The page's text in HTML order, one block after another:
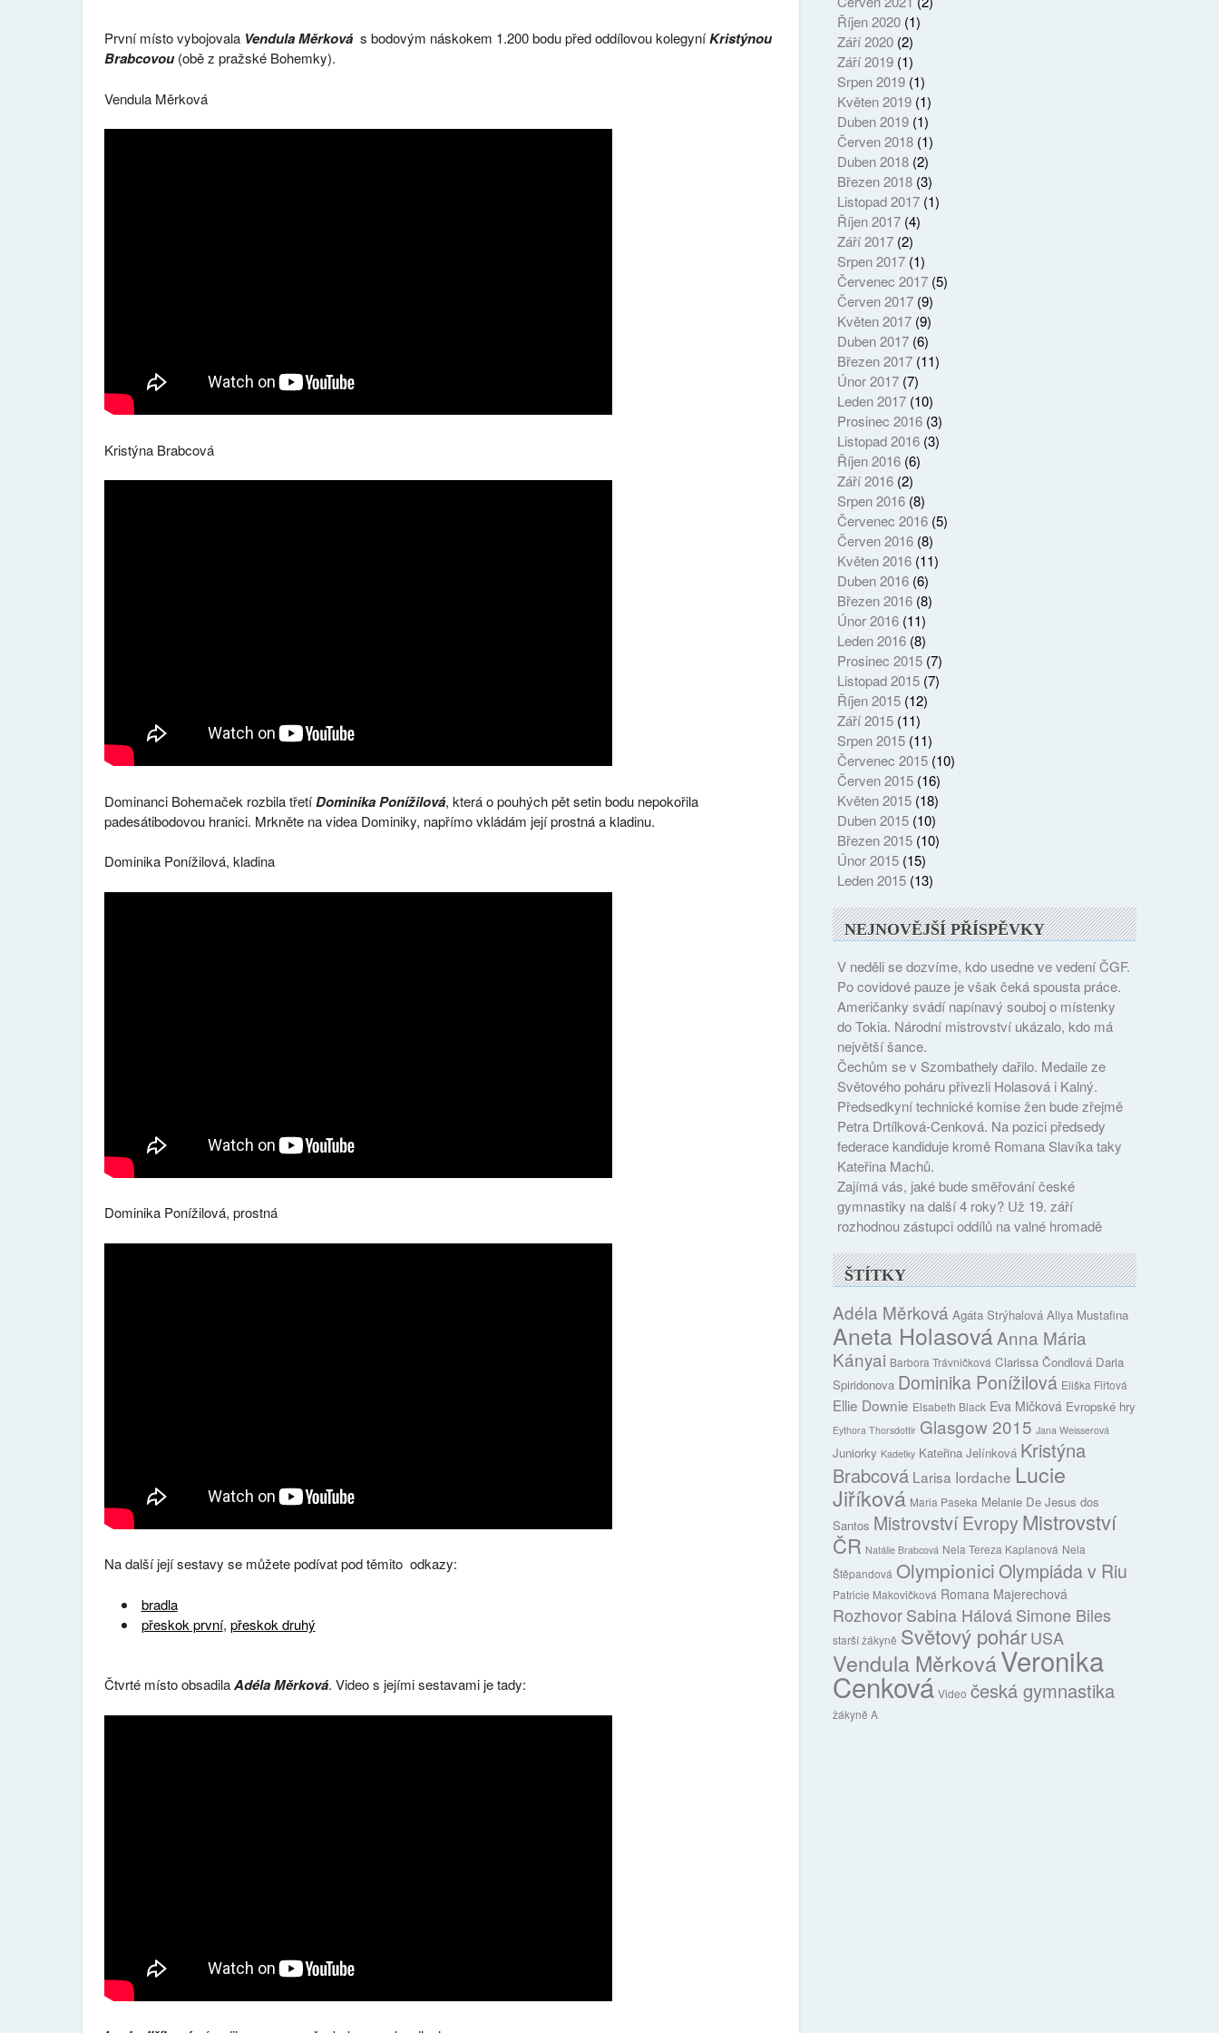
První místo vybojovala Vendula Měrkovás bodovým náskokem 1.200 bodu před oddílovou kolegyníKristýnou
Brabcovou(obě z pražské Bohemky).
Vendula Měrková
Kristýna Brabcová
Dominanci Bohemaček rozbila třetíDominika Ponížilová, která o pouhých pět setin bodu nepokořila
padesátibodovou hranici. Mrkněte na videa Dominiky, napřímo vkládám její prostná a kladinu.
Dominika Ponížilová, kladina
Dominika Ponížilová, prostná
Na další její sestavy se můžete podívat pod těmito odkazy:
bradla
přeskok první, přeskok druhý
Čtvrté místo obsadilaAdéla Měrková. Video s jejími sestavami je tady:
Říjen 2020(1)
Září 2020(2)
Září 2019(1)
Srpen 2019(1)
Květen 2019(1)
Duben 2019(1)
Červen 2018(1)
Duben 2018(2)
Březen 2018(3)
Listopad 2017(1)
Říjen 2017(4)
Září 2017(2)
Srpen 2017(1)
Červenec 2017(5)
Červen 2017(9)
Květen 2017(9)
Duben 2017(6)
Březen 2017(11)
Únor 2017(7)
Leden 2017(10)
Prosinec 2016(3)
Listopad 2016(3)
Říjen 2016(6)
Září 2016(2)
Srpen 2016(8)
Červenec 2016(5)
Červen 2016(8)
Květen 2016(11)
Duben 2016(6)
Březen 2016(8)
Únor 2016(11)
Leden 2016(8)
Prosinec 2015(7)
Listopad 2015(7)
Říjen 2015(12)
Září 2015(11)
Srpen 2015(11)
Červenec 2015(10)
Červen 2015(16)
Květen 2015(18)
Duben 2015(10)
Březen 2015(10)
Únor 2015(15)
Leden 2015(13)
NEJNOVĚJŠÍ PŘÍSPĚVKY
V neděli se dozvíme, kdo usedne ve vedení ČGF.
Po covidové pauze je však čeká spousta práce.
Američanky svádí napínavý souboj o místenky
do Tokia. Národní mistrovství ukázalo, kdo má
největší šance.
Čechům se v Szombathely dařilo. Medaile ze
Světového poháru přivezli Holasová i Kalný.
Předsedkyní technické komise žen bude zřejmě
Petra Drtílková-Cenková. Na pozici předsedy
federace kandiduje kromě Romana Slavíka taky
Kateřina Machů.
Zajímá vás, jaké bude směřování české
gymnastiky na další 4 roky? Už 19. září
rozhodnou zástupci oddílů na valné hromadě
ŠTÍTKY
Adéla Měrková Agáta Strýhalová Aliya Mustafina
Aneta HolasováAnna Mária
Kányai Barbora Trávničková Clarissa Čondlová Daria
Spiridonova Dominika Ponížilová Eliška Fiřtová
Ellie Downie Elsabeth Black Eva Mičková Evropské hry
Eythora Thorsdottir Glasgow 2015 Jana Weisserová
Juniorky Kadetky Kateřina Jelínková Kristýna
Brabcová Larisa Iordache Lucie
Jiříková Maria Paseka Melanie De Jesus dos
Santos Mistrovství Evropy Mistrovství
ČR Natálie Brabcová Nela Tereza Kaplanová Nela
Štěpandová OlympioniciOlympiáda v Riu
Patricie Makovičková Romana Majerechová
RozhovorSabina HálováSimone Biles
starší žákyně Světový pohárUSA
Vendula MěrkováVeronika
Cenková Video česká gymnastika
žákyně A